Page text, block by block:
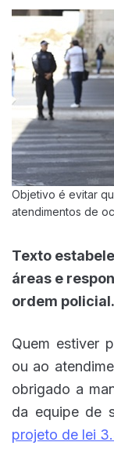
Objetivo é evitar
atendimentos de
Texto
áreas e
ordem policial.
Quem estiver
ou ao
obrigado a
da equipe de
projeto de lei